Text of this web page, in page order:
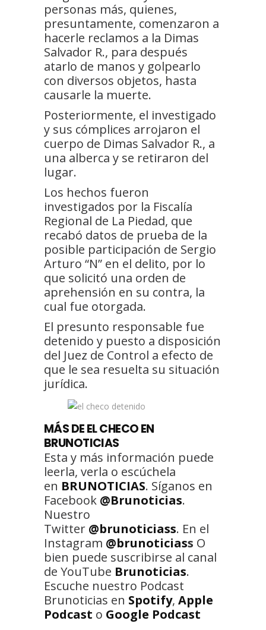
personas más, quienes,
presuntamente, comenzaron a
hacerle reclamos a la Dimas
Salvador R., para después
atarlo de manos y golpearlo
con diversos objetos, hasta
causarle la muerte.
Posteriormente, el investigado
y sus cómplices arrojaron el
cuerpo de Dimas Salvador R., a
una alberca y se retiraron del
lugar.
Los hechos fueron
investigados por la Fiscalía
Regional de La Piedad, que
recabó datos de prueba de la
posible participación de Sergio
Arturo “N” en el delito, por lo
que solicitó una orden de
aprehensión en su contra, la
cual fue otorgada.
El presunto responsable fue
detenido y puesto a disposición
del Juez de Control a efecto de
que le sea resuelta su situación
jurídica.
MÁS DE EL CHECO EN
BRUNOTICIAS
Esta y más información puede
leerla, verla o escúchela
en BRUNOTICIAS. Síganos en
Facebook @Brunoticias.
Nuestro
Twitter @brunoticiass. En el
Instagram @brunoticiass O
bien puede suscribirse al canal
de YouTube Brunoticias.
Escuche nuestro Podcast
Brunoticias en Spotify, Apple
Podcast o Google Podcast